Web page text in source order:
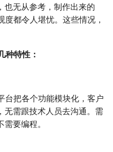
也无从参考，制作出来的
都令人堪忧。这些情况，
种特性：
台把各个功能模块化，客户
无需跟技术人员去沟通。需
要编程。